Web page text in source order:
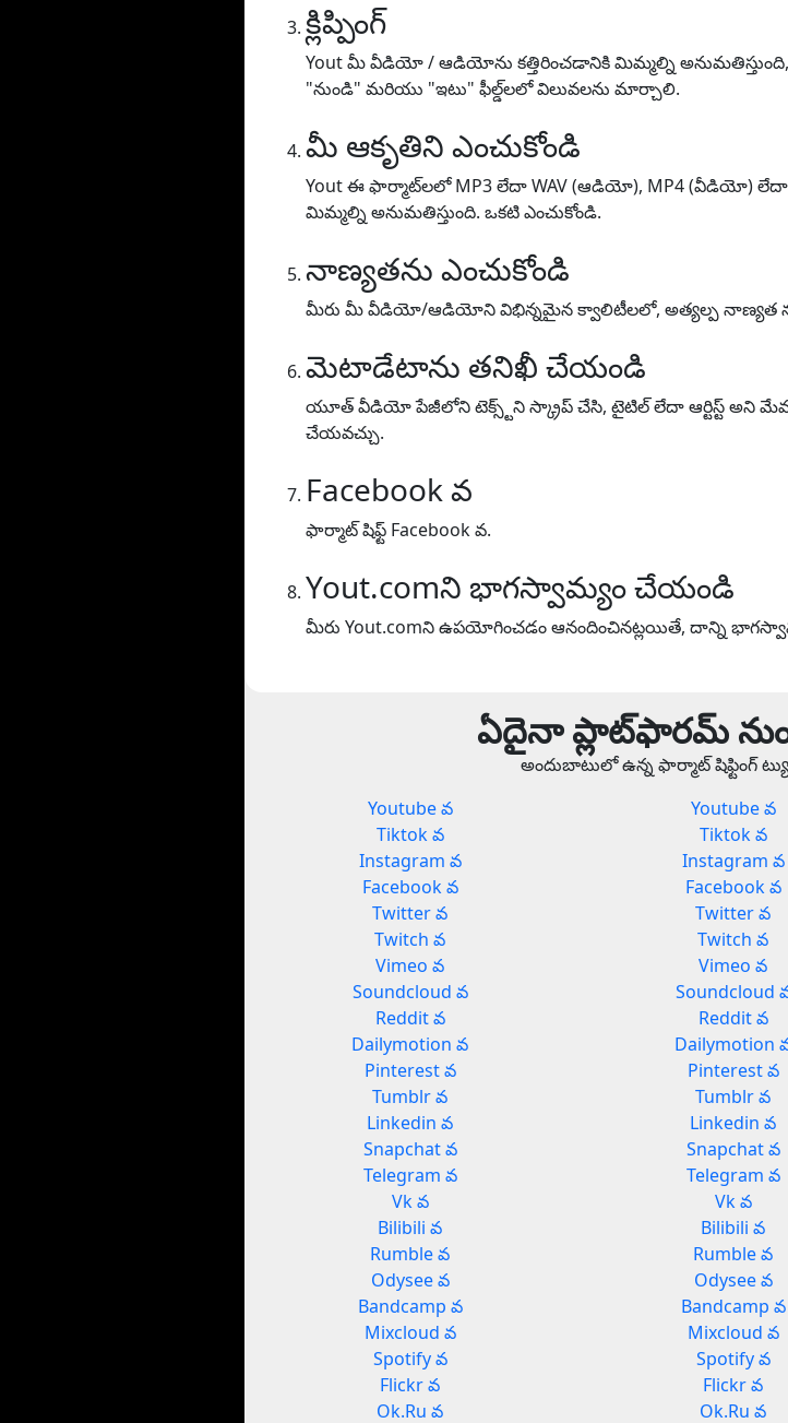
క్లిప్పింగ్
Yout మీ వీడియో / ఆడియోను కత్తిరించడానికి మిమ్మల్ని
"నుండి" మరియు "ఇటు" ఫీల్డ్‌లలో విలువలను మార్చాలి.
మీ ఆకృతిని ఎంచుకోండి
Yout ఈ ఫార్మాట్‌లలో MP3 లేదా WAV (ఆడియో), MP4
మిమ్మల్ని అనుమతిస్తుంది. ఒకటి ఎంచుకోండి.
నాణ్యతను ఎంచుకోండి
మీరు మీ వీడియో/ఆడియోని విభిన్నమైన క్వాలిటీలలో, అత్యల్ప నాణ్యత
మెటాడేటాను తనిఖీ చేయండి
యూత్ వీడియో పేజీలోని టెక్స్ట్‌ని స్క్రాప్ చేసి, టైటిల్ లేదా ఆర్టిస్ట్ అని
చేయవచ్చు.
Facebook వ
ఫార్మాట్ షిఫ్ట్ Facebook వ.
Yout.comని భాగస్వామ్యం చేయండి
మీరు Yout.comని ఉపయోగించడం ఆనందించినట్లయితే, దాన్ని
ఏదైనా ప్లాట్‌ఫారమ్
అందుబాటులో ఉన్న ఫార్మాట్ షిఫ్టింగ్
Youtube వ
Tiktok వ
Instagram వ
Facebook వ
Twitter వ
Twitch వ
Vimeo వ
Soundcloud వ
Reddit వ
Dailymotion వ
Pinterest వ
Tumblr వ
Linkedin వ
Snapchat వ
Telegram వ
Vk వ
Bilibili వ
Rumble వ
Odysee వ
Bandcamp వ
Mixcloud వ
Spotify వ
Flickr వ
Ok.Ru వ
Youtube వ
Tiktok వ
Instagram వ
Facebook వ
Twitter వ
Twitch వ
Vimeo వ
Soundcloud
Reddit వ
Dailymotion
Pinterest వ
Tumblr వ
Linkedin వ
Snapchat వ
Telegram వ
Vk వ
Bilibili వ
Rumble వ
Odysee వ
Bandcamp వ
Mixcloud వ
Spotify వ
Flickr వ
Ok.Ru వ